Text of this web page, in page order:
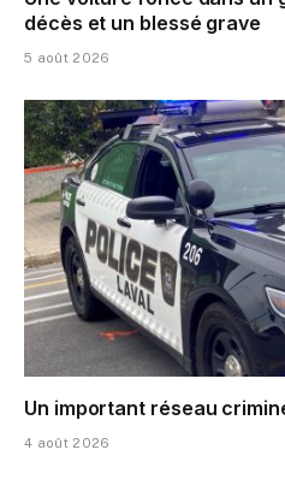
décès et un blessé grave
5 août 2026
Un important réseau
4 août 2026